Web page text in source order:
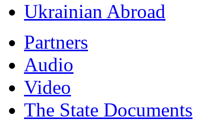
Ukrainian Abroad
Partners
Audio
Video
The State Documents